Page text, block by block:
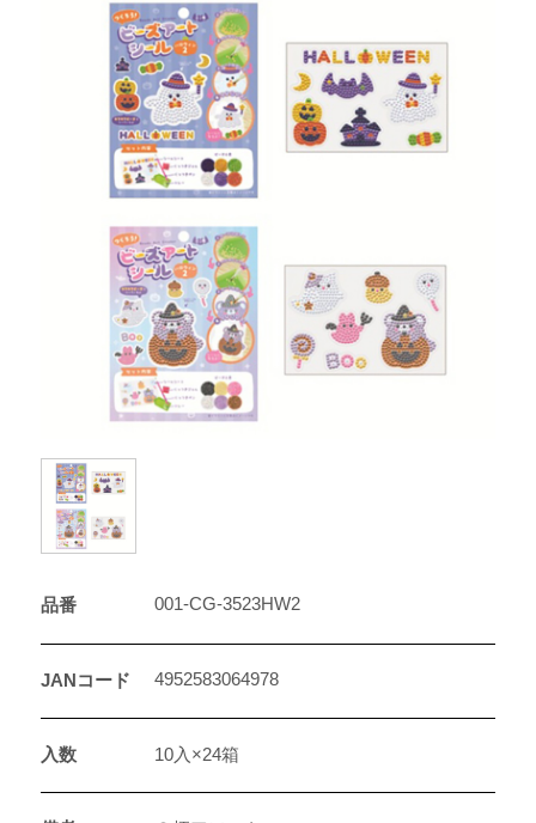
品番 001-CG-3523HW2
JANコード 4952583064978
入数 10入×24箱